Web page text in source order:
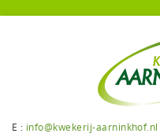
E : info@kwekerij-aarninkhof.nl